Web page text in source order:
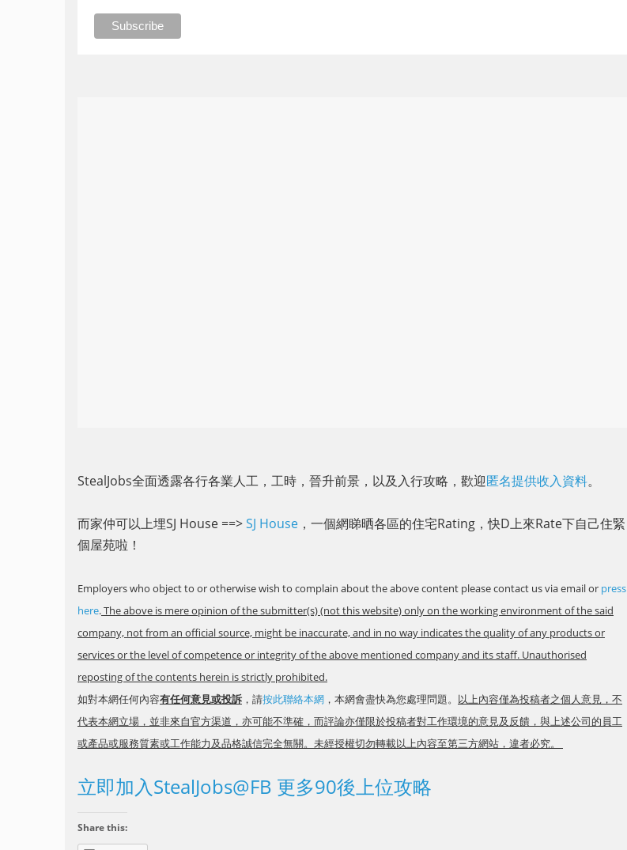
StealJobs全面透露各行各業人工，工時，晉升前景，以及入行攻略，歡迎匿名提供收入資料。
而家仲可以上埋SJ House ==>SJ House ，一個網睇晒各區的住宅Rating，快D上來Rate下自己住緊
個屋苑啦！
Employers who object to or otherwise wish to complain about the above content please contact us via email or press
here.The above is mere opinion of the submitter(s) (not this website) only on the working environment of the said
company, not from an official source, might be inaccurate, and in no way indicates the quality of any products or
services or the level of competence or integrity of the above mentioned company and its staff. Unauthorised
reposting of the contents herein is strictly prohibited.
如對本網任何內容有任何意見或投訴 ，請按此聯絡本網 ，本網會盡快為您處理問題。 以上內容僅為投稿者之個人意見，不
代表本網立場，並非來自官方渠道，亦可能不準確，而評論亦僅限於投稿者對工作環境的意見及反饋，與上述公司的員工
或產品或服務質素或工作能力及品格誠信完全無關。未經授權切勿轉載以上內容至第三方網站，違者必究。
立即加入StealJobs@FB 更多90後上位攻略
Share this: